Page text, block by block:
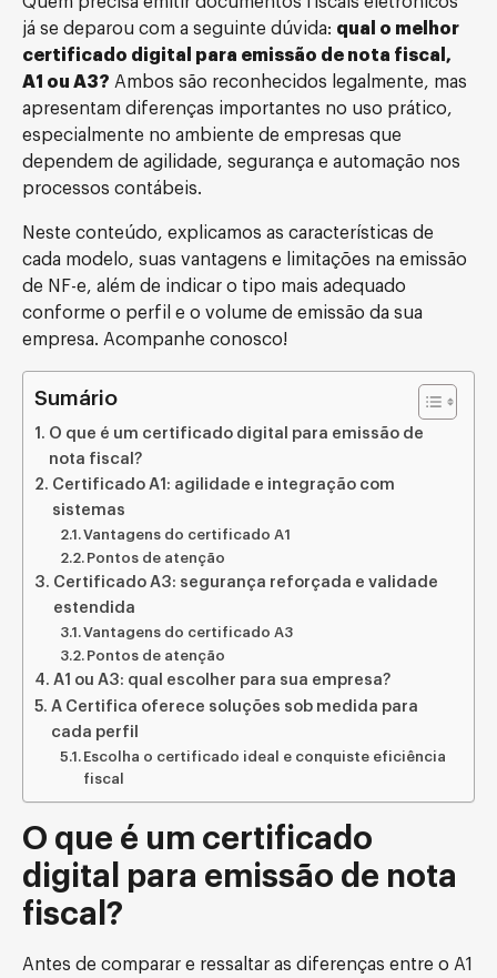
já se deparou com a seguinte dúvida: qual o melhor
certificado digital para emissão de nota fiscal,
A1 ou A3? Ambos são reconhecidos legalmente, mas
apresentam diferenças importantes no uso prático,
especialmente no ambiente de empresas que
dependem de agilidade, segurança e automação nos
processos contábeis.
Neste conteúdo, explicamos as características de
cada modelo, suas vantagens e limitações na emissão
de NF-e, além de indicar o tipo mais adequado
conforme o perfil e o volume de emissão da sua
empresa. Acompanhe conosco!
Sumário
O que é um certificado digital para emissão de
nota fiscal?
Certificado A1: agilidade e integração com
sistemas
Vantagens do certificado A1
Pontos de atenção
Certificado A3: segurança reforçada e validade
estendida
Vantagens do certificado A3
Pontos de atenção
A1 ou A3: qual escolher para sua empresa?
A Certifica oferece soluções sob medida para
cada perfil
Escolha o certificado ideal e conquiste eficiência
fiscal
O que é um certificado
digital para emissão de nota
fiscal?
Antes de comparar e ressaltar as diferenças entre o A1